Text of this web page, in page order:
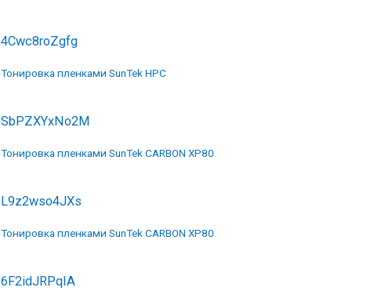
4Cwc8roZgfg
Тонировка пленками SunTek HPC
SbPZXYxNo2M
Тонировка пленками SunTek CARBON XP80
L9z2wso4JXs
Тонировка пленками SunTek CARBON XP80
6F2idJRPqIA